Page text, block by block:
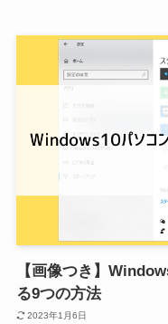
【画像つき】
る9つの方法
2023年1月6日